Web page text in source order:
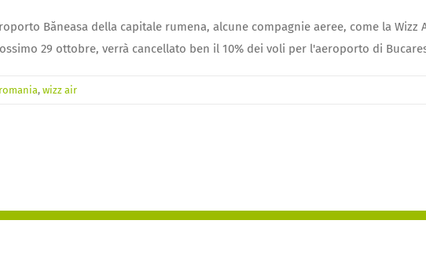
Băneasa della capitale rumena, alcune compagnie aeree, come la
29 ottobre, verrà cancellato ben il 10% dei voli per l'aeroporto di
, wizz air